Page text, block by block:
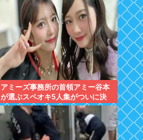
アミーズ事務所の首領アミー谷本
が選ぶスペオキ5人集がついに決
定してしまう